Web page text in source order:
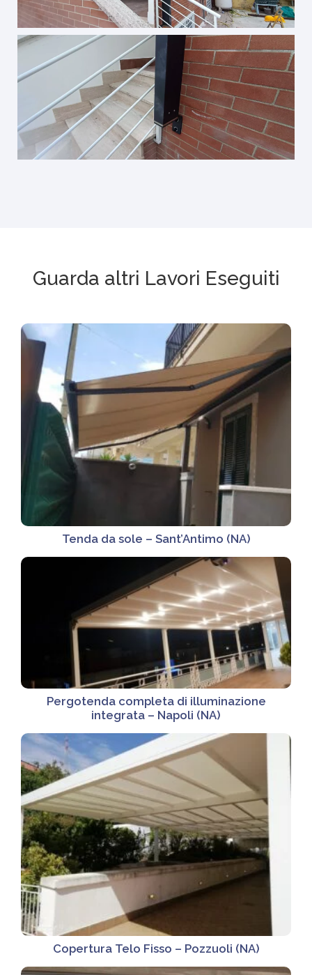
Guarda altri Lavori Eseguiti
Tenda da sole – Sant’Antimo (NA)
Pergotenda completa di illuminazione
integrata – Napoli (NA)
Copertura Telo Fisso – Pozzuoli (NA)